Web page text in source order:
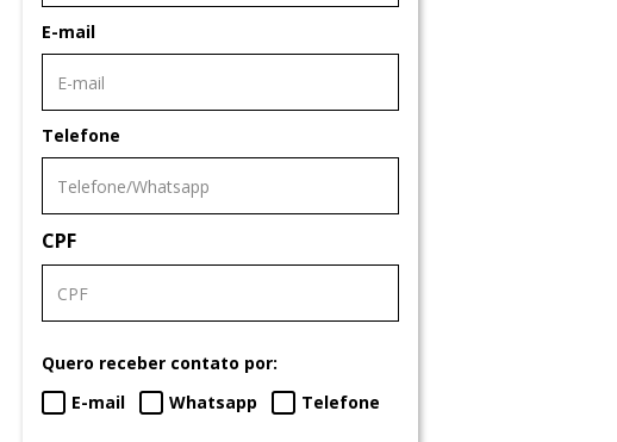
E-mail
Telefone
CPF
Quero receber contato por:
E-mail
Whatsapp Telefone